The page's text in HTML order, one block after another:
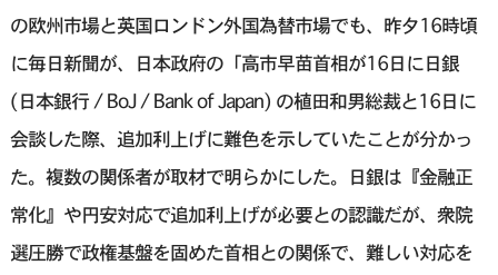
の欧州市場と英国ロンドン外国為替市場でも、昨夕16時頃
に毎日新聞が、日本政府の「高市早苗首相が16日に日銀
(日本銀行 / BoJ / Bank of Japan) の植田和男総裁と16日に
会談した際、追加利上げに難色を示していたことが分かっ
た。複数の関係者が取材で明らかにした。日銀は『金融正
常化』や円安対応で追加利上げが必要との認識だが、衆院
選圧勝で政権基盤を固めた首相との関係で、難しい対応を